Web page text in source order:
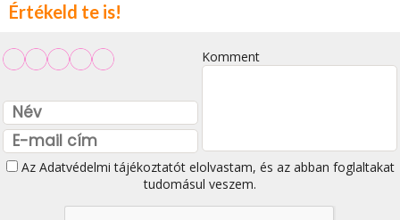
Értékeld te is!
Komment
Az Adatvédelmi tájékoztatótelolvastam, és az abban foglaltakat
tudomásul veszem.